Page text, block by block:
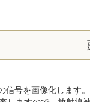
信号を画像化します